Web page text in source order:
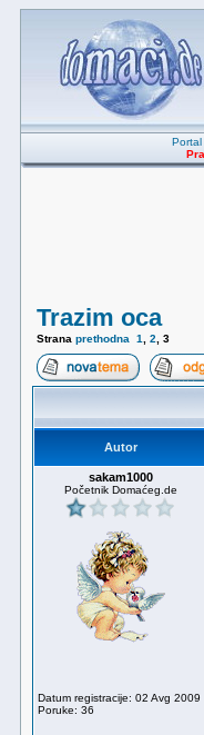
Portal
Trazim oca
Strana prethodna 1 2 3
Autor
sakam1000
Početnik Domaćeg.de
Datum registracije: 02 Avg 2009
Poruke: 36